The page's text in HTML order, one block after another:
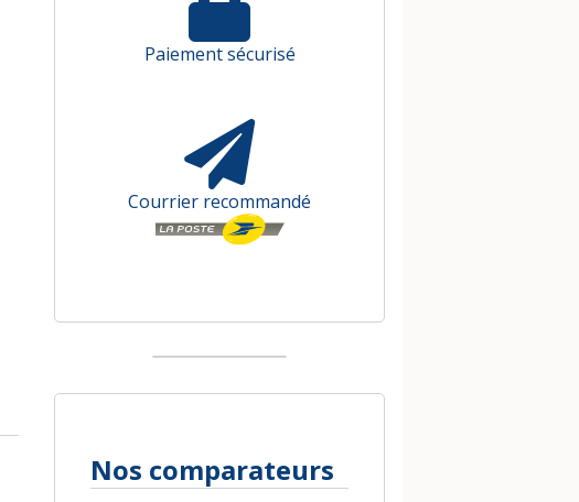
Paiement sécurisé
Courrier recommandé
Nos comparateurs